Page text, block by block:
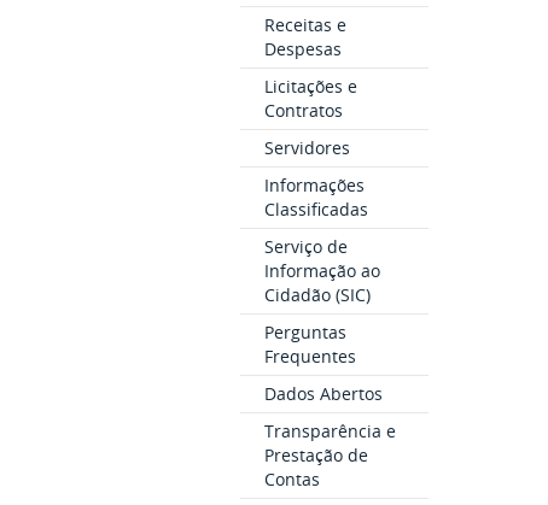
Receitas e
Despesas
Licitações e
Contratos
Servidores
Informações
Classificadas
Serviço de
Informação ao
Cidadão (SIC)
Perguntas
Frequentes
Dados Abertos
Transparência e
Prestação de
Contas